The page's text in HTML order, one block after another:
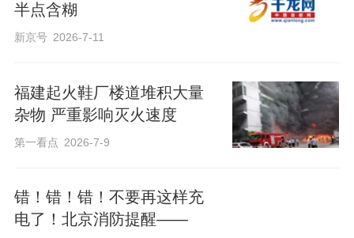
半点含糊
新京号 2026-7-11
福建起火鞋厂楼道堆积大量
杂物 严重影响灭火速度
第一看点 2026-7-9
错！错！错！不要再这样充
电了！北京消防提醒——